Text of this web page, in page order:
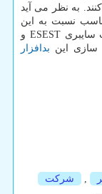
ایجاد کنند. به نظر می آید
نسبت به این
روند واکنش نشان دادیم. ژورا از شرکت امنیت سایبری ESEST و
سازی این بدافزار
, شركت